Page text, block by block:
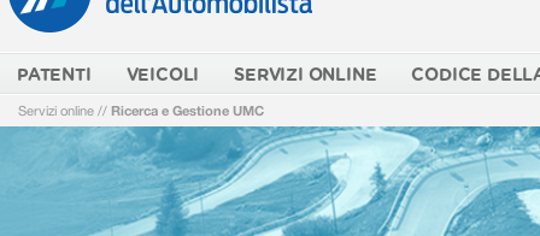
PATENTI VEICOLI SERVIZI ONLINE CODICE
Servizi online // Ricerca e Gestione UMC